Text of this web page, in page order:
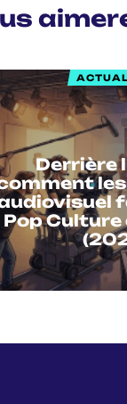
Derrière
Pop Culture